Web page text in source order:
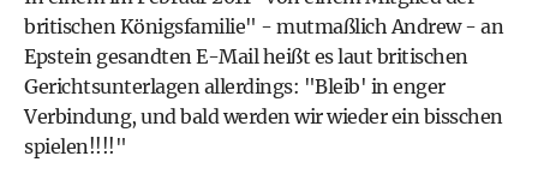
britischen Königsfamilie" - mutmaßlich Andrew - an
Epstein gesandten E-Mail heißt es laut britischen
Gerichtsunterlagen allerdings: "Bleib' in enger
Verbindung, und bald werden wir wieder ein bisschen
spielen!!!!"